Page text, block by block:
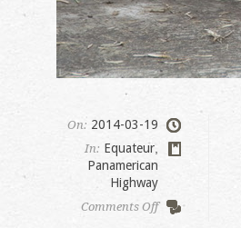
On: 2014-03-19
In: Equateur
Panamerican
Highway
Comments Offon